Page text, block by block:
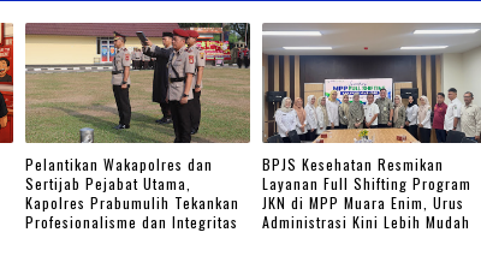
Pelantikan Wakapolres dan
Sertijab Pejabat Utama,
Kapolres Prabumulih Tekankan
Profesionalisme dan Integritas
BPJS Kesehatan Resmikan
Layanan Full Shifting Program
JKN di MPP Muara Enim, Urus
Administrasi Kini Lebih Mudah